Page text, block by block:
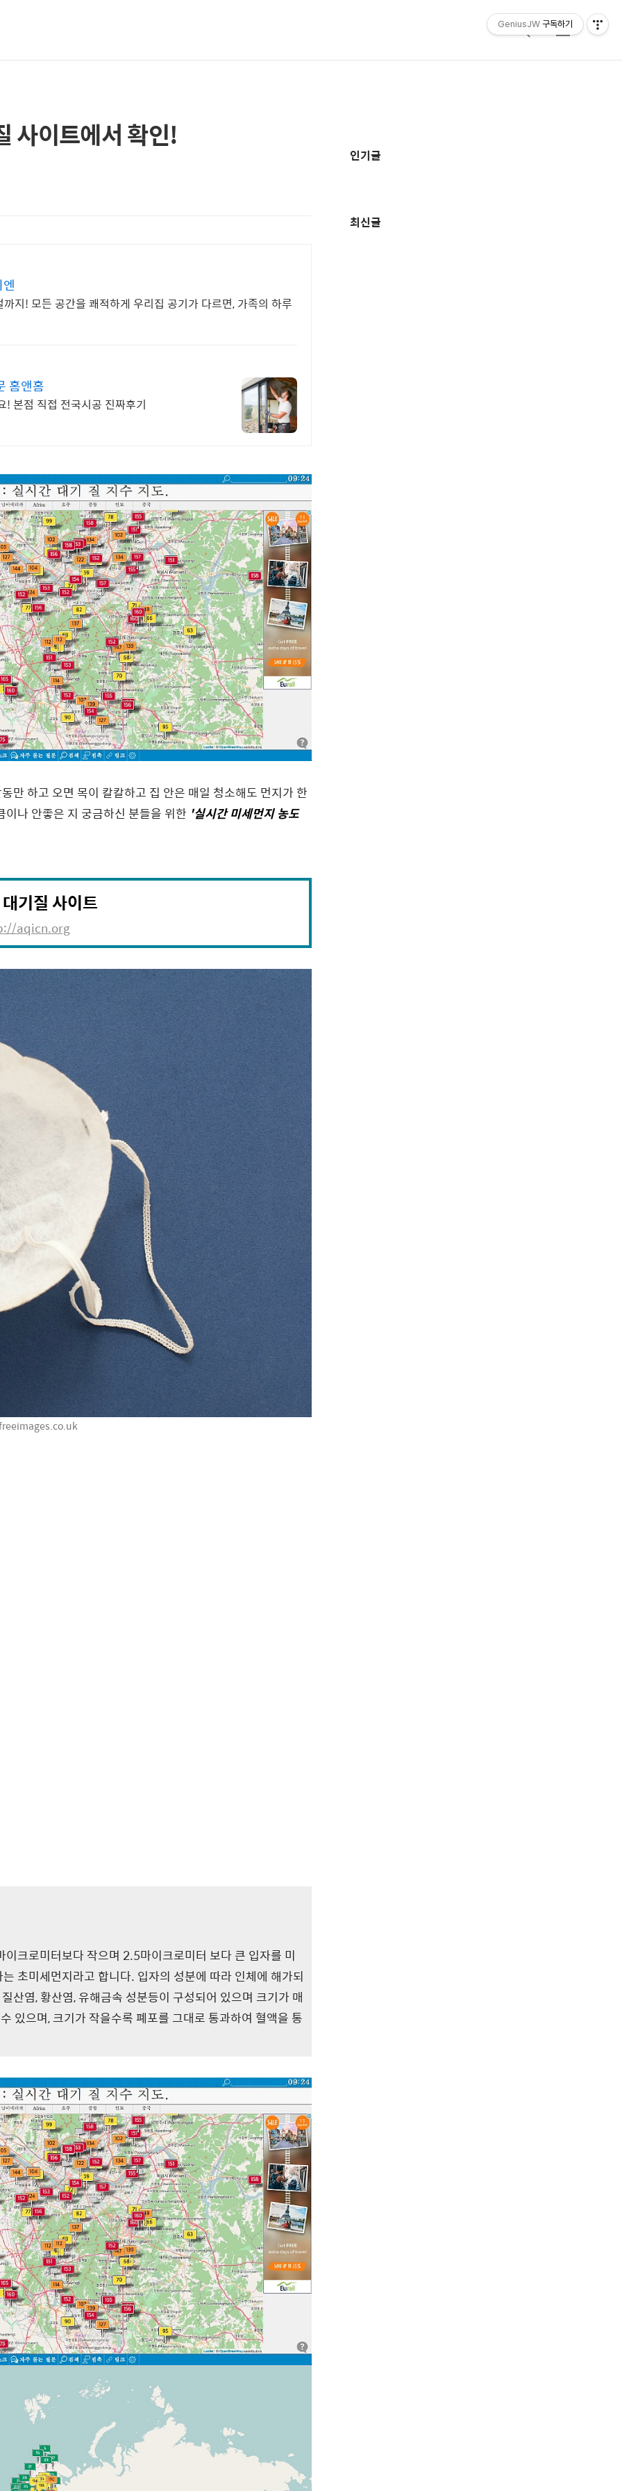
검
메
사이트에서 확인!
지! 모든 공간을 쾌적하게 우리집 공기가 다르면, 가족의 하루
홈앤홈
! 본점 직접 전국시공 진짜후기
만 하고 오면 목이 칼칼하고 집 안은 매일 청소해도 먼지가 한
나 안좋은 지 궁금하신 분들을 위한 '실시간 미세먼지 농도
기질 사이트
aqicn.org
크로미터보다 작으며 2.5마이크로미터 보다 큰 입자를 미
초미세먼지라고 합니다. 입자의 성분에 따라 인체에 해가되
산염, 황산염, 유해금속 성분등이 구성되어 있으며 크기가 매
있으며, 크기가 작을수록 폐포를 그대로 통과하여 혈액을 통
가
인기글
최신글
GeniusJW 구독하기